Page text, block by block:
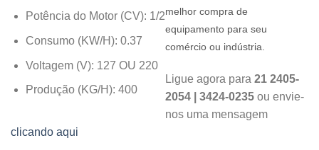
Potência do Motor (CV): 1/2
Consumo (KW/H): 0.37
Voltagem (V): 127 OU 220
Produção (KG/H): 400
melhor compra de
equipamento para seu
comércio ou indústria.
Ligue agora para 21 2405-
2054 | 3424-0235ou envie-
nos uma mensagem
clicando aqui